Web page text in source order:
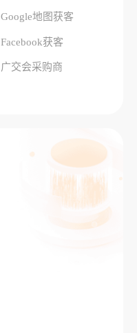
Google地图获客
Facebook获客
广交会采购商